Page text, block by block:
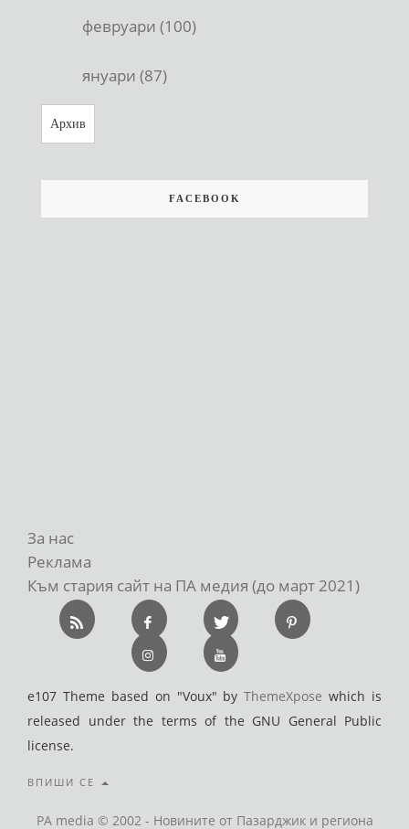
февруари (100)
януари (87)
Архив
FACEBOOK
За нас
Реклама
Към стария сайт на ПА медия (до март 2021)
e107 Theme based on "Voux" byThemeXpose which is
released under the terms of the GNU General Public
license.
ВПИШИ СЕ
PA media © 2002 - Новините от Пазарджик и региона